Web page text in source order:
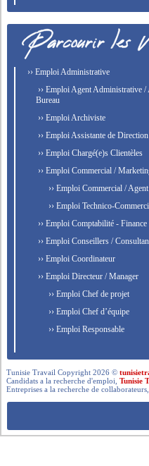
›› Emploi Administrative
›› Emploi Agent Administrative /
Bureau
›› Emploi Archiviste
›› Emploi Assistante de
›› Emploi Chargé(e)s Clientèles
›› Emploi Commercial /
›› Emploi Commercial /
›› Emploi Technico-
›› Emploi Comptabilité - Finance
›› Emploi Conseillers /
›› Emploi Coordinateur
›› Emploi Directeur / Manager
›› Emploi Chef de projet
›› Emploi Chef d’équipe
›› Emploi Responsable
Tunisie Travail Copyright 2026 ©
Candidats a la recherche d'emploi,Tunisie
Entreprises a la recherche de